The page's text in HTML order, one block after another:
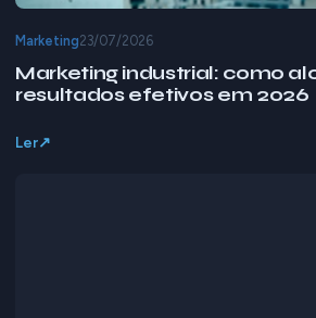
Marketing23/07/2026
Marketing industrial: como
resultados efetivos em 2026
Ler